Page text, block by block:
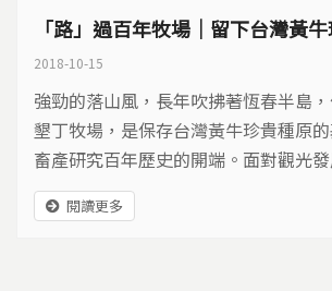
「路」過百年牧場｜留下台灣黃
2018-10-15
強勁的落山風，長年吹拂著恆春半島
墾丁牧場，是保存台灣黃牛珍貴種原
畜產研究百年歷史的開端。面對觀光
力，這座百年牧場，如何在山海之間，
價值？閱讀更多